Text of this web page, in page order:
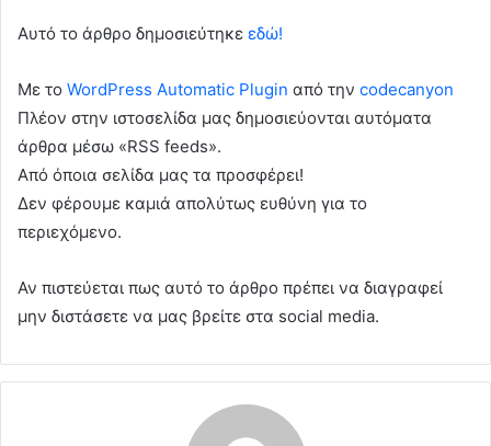
Αυτό το άρθρο δημοσιεύτηκε εδώ!
Με το WordPress Automatic Plugin από την codecanyon
Πλέον στην ιστοσελίδα μας δημοσιεύονται αυτόματα
άρθρα μέσω «RSS feeds».
Από όποια σελίδα μας τα προσφέρει!
Δεν φέρουμε καμιά απολύτως ευθύνη για το
περιεχόμενο.
Αν πιστεύεται πως αυτό το άρθρο πρέπει να διαγραφεί
μην διστάσετε να μας βρείτε στα social media.